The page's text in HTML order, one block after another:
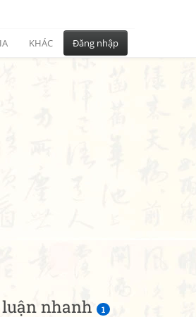
KHÁC Đăng nhập
nhanh 1